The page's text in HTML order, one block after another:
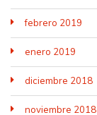
febrero 2019
enero 2019
diciembre 2018
noviembre 2018